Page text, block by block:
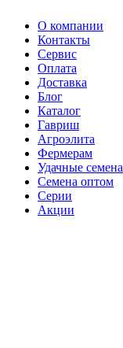
О компании
Контакты
Сервис
Оплата
Доставка
Блог
Каталог
Гавриш
Агроэлита
Фермерам
Удачные семена
Семена оптом
Серии
Акции